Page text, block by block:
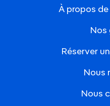
À propos
Nos
Réserver
Nous
Nous